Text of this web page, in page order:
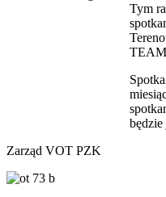
Tym
będzie
Zarząd VOT PZK